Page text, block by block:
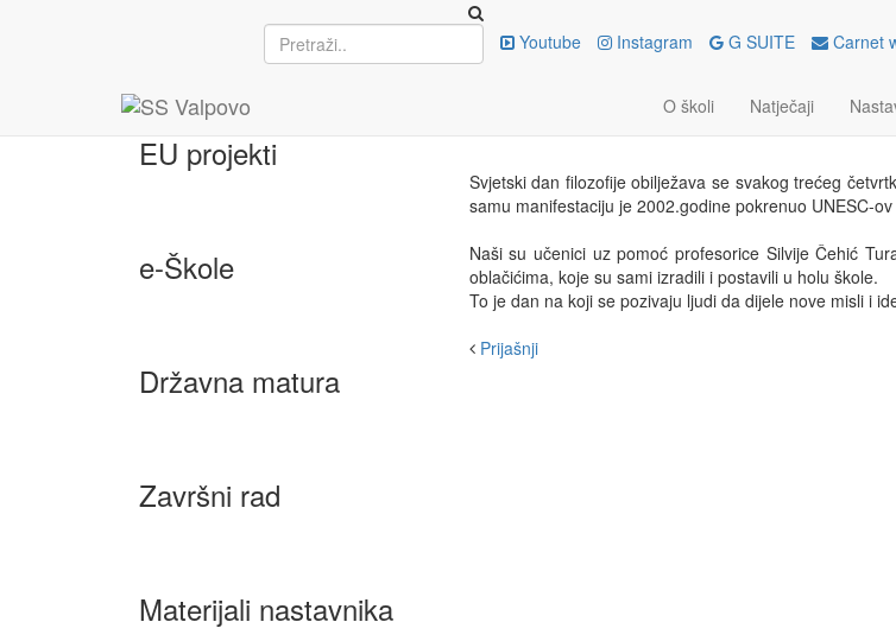
Youtube Instagram G SUITE Carnet
O školi Natječaji
EU projekti
e-Škole
Državna matura
Završni rad
Materijali nastavnika
OBILJEŽAVANJE
Svjetski dan filozofije obilježava se svakog trećeg
samu manifestaciju je 2002.godine pokrenuo UNESC-
Naši su učenici uz pomoć profesorice Silvije Čehić
oblačićima, koje su sami izradili i postavili u holu škole.
To je dan na koji se pozivaju ljudi da dijele nove misli i
Prijašnji